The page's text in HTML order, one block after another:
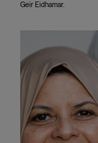
Geir Eidhamar.